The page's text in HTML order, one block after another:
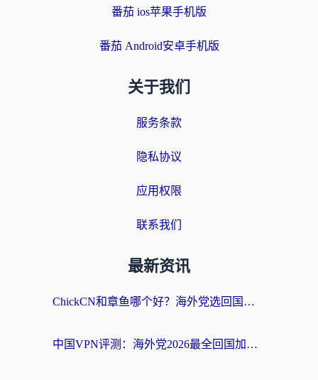
番茄 ios苹果手机版
番茄 Android安卓手机版
关于我们
服务条款
隐私协议
应用权限
联系我们
最新资讯
ChickCN和章鱼哪个好？海外党选回国加速器的3个关键维度 + 实用避坑指南
中国VPN评测：海外党2026最全回国加速器选择指南，告别地区限制不踩坑